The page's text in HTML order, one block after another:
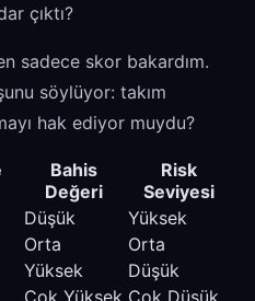
çıktı?
sadece skor bakardım.
söylüyor: takım
hak ediyor muydu?
Bahis
Değeri
Risk
Seviyesi
Düşük
Yüksek
Orta
Orta
Yüksek
Düşük
Çok Yüksek Çok Düşük